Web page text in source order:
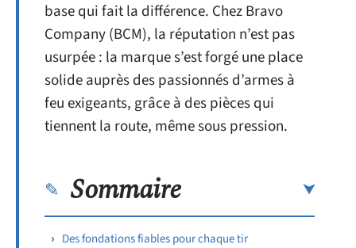
base qui fait la différence. Chez Bravo
Company (BCM), la réputation n’est pas
usurpée : la marque s’est forgé une place
solide auprès des passionnés d’armes à
feu exigeants, grâce à des pièces qui
tiennent la route, même sous pression.
Sommaire
Des fondations fiables pour chaque tir